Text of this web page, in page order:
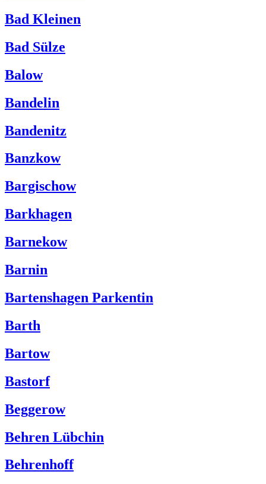
Bad Kleinen
Bad Sülze
Balow
Bandelin
Bandenitz
Banzkow
Bargischow
Barkhagen
Barnekow
Barnin
Bartenshagen Parkentin
Barth
Bartow
Bastorf
Beggerow
Behren Lübchin
Behrenhoff